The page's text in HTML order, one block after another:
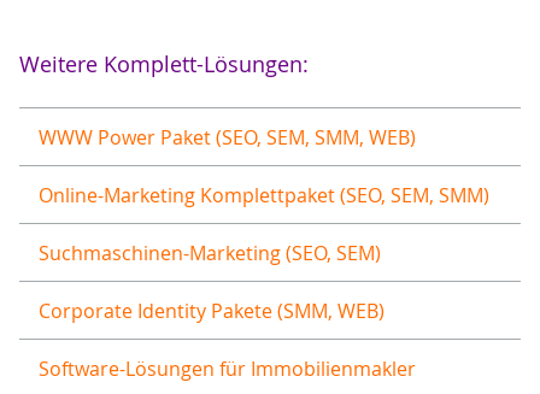
Weitere Komplett-Lösungen:
WWW Power Paket (SEO, SEM, SMM, WEB)
Online-Marketing Komplettpaket (SEO, SEM, SMM)
Suchmaschinen-Marketing (SEO, SEM)
Corporate Identity Pakete (SMM, WEB)
Software-Lösungen für Immobilienmakler